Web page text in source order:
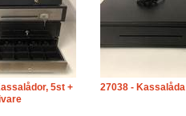
5st +
27038 - Kassalåda